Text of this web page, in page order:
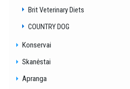
Brit Veterinary Diets
COUNTRY DOG
Konservai
Skanėstai
Apranga